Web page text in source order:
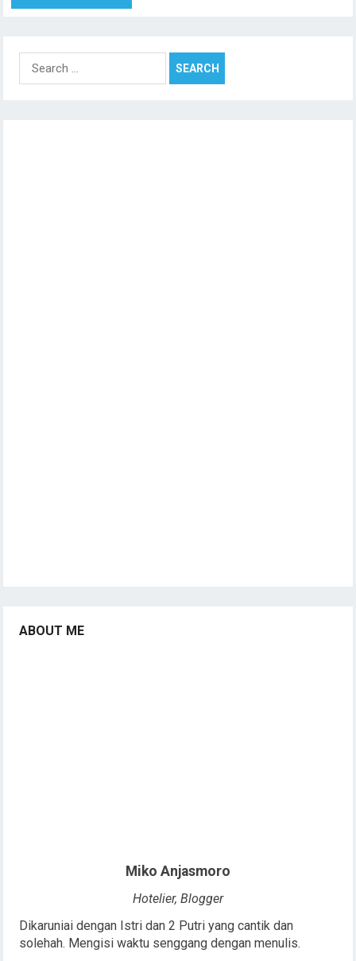
Search
ABOUT ME
Miko Anjasmoro
Hotelier, Blogger
Dikaruniai dengan Istri dan 2 Putri yang cantik dan
solehah. Mengisi waktu senggang dengan menulis.